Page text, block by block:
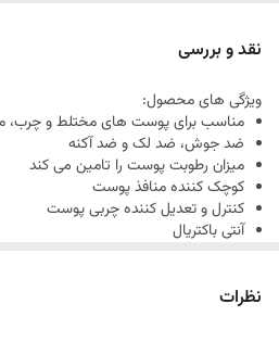
نقد و بررسی
ویژگی های محصول:
مناسب برای پوست های مختلط و چرب،
ضد جوش، ضد لک و ضد آکنه
میزان رطوبت پوست را تامین می کند
کوچک کننده منافذ پوست
کنترل و تعدیل کننده چربی پوست
آنتی باکتریال
مات کننده پوست چرب
نظرات